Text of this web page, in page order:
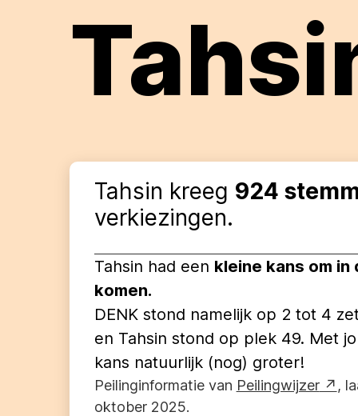
Tahsin kreeg 924
verkiezingen.
Tahsin had een kleine kans om in
komen.
DENKstond namelijk op 2 tot 4
en Tahsin stond op plek 49. Met
kans natuurlijk (nog) groter!
Peilinginformatie van Peilingwijzer
,
oktober 2025.